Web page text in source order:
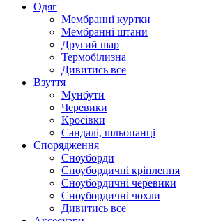
Одяг
Мембранні куртки
Мембранні штани
Другий шар
Термобілизна
Дивитись все
Взуття
Мунбути
Черевики
Кросівки
Сандалі, шльопанці
Спорядження
Сноуборди
Сноубордичні кріплення
Сноубордичні черевики
Сноубордичні чохли
Дивитись все